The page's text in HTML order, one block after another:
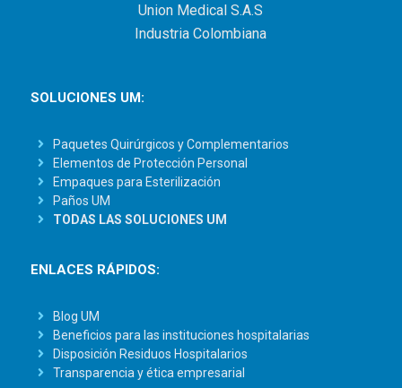
Union Medical S.A.S
Industria Colombiana
SOLUCIONES UM:
Paquetes Quirúrgicos y Complementarios
Elementos de Protección Personal
Empaques para Esterilización
Paños UM
TODAS LAS SOLUCIONES UM
ENLACES RÁPIDOS:
Blog UM
Beneficios para las instituciones hospitalarias
Disposición Residuos Hospitalarios
Transparencia y ética empresarial